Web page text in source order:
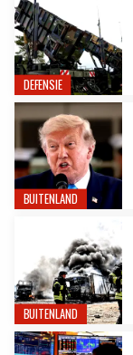
DEFENSIE
BUITENLAND
BUITENLAND